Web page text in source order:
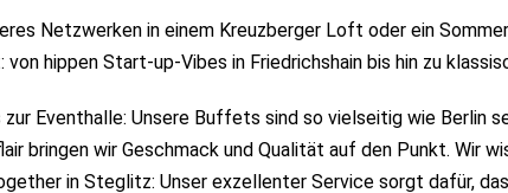
Netzwerken in einem Kreuzberger Loft oder ein
hippen Start-up-Vibes in Friedrichshain bis hin zu
Eventhalle: Unsere Buffets sind so vielseitig wie Berlin
bringen wir Geschmack und Qualität auf den Punkt. Wir
in Steglitz: Unser exzellenter Service sorgt dafür,